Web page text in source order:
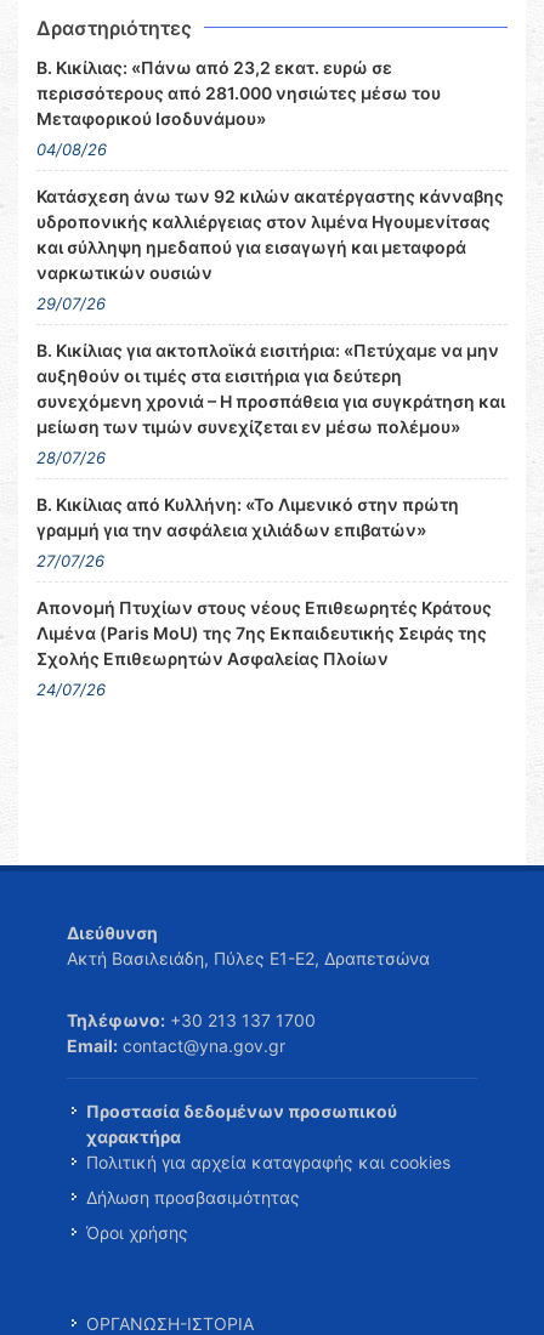
Δραστηριότητες
Β. Κικίλιας: «Πάνω από 23,2 εκατ. ευρώ σε
περισσότερους από 281.000 νησιώτες μέσω του
Μεταφορικού Ισοδυνάμου»
04/08/26
Κατάσχεση άνω των 92 κιλών ακατέργαστης κάνναβης
υδροπονικής καλλιέργειας στον λιμένα Ηγουμενίτσας
και σύλληψη ημεδαπού για εισαγωγή και μεταφορά
ναρκωτικών ουσιών
29/07/26
Β. Κικίλιας για ακτοπλοϊκά εισιτήρια: «Πετύχαμε να μην
αυξηθούν οι τιμές στα εισιτήρια για δεύτερη
συνεχόμενη χρονιά – Η προσπάθεια για συγκράτηση και
μείωση των τιμών συνεχίζεται εν μέσω πολέμου»
28/07/26
Β. Κικίλιας από Κυλλήνη: «Το Λιμενικό στην πρώτη
γραμμή για την ασφάλεια χιλιάδων επιβατών»
27/07/26
Απονομή Πτυχίων στους νέους Επιθεωρητές Κράτους
Λιμένα (Paris MoU) της 7ης Εκπαιδευτικής Σειράς της
Σχολής Επιθεωρητών Ασφαλείας Πλοίων
24/07/26
Διεύθυνση
Ακτή Βασιλειάδη, Πύλες Ε1-Ε2, Δραπετσώνα
Τηλέφωνο: +30 213 137 1700
Email: contact@yna.gov.gr
Προστασία δεδομένων προσωπικού
χαρακτήρα
Πολιτική για αρχεία καταγραφής και cookies
Δήλωση προσβασιμότητας
Όροι χρήσης
ΟΡΓΑΝΩΣΗ-ΙΣΤΟΡΙΑ